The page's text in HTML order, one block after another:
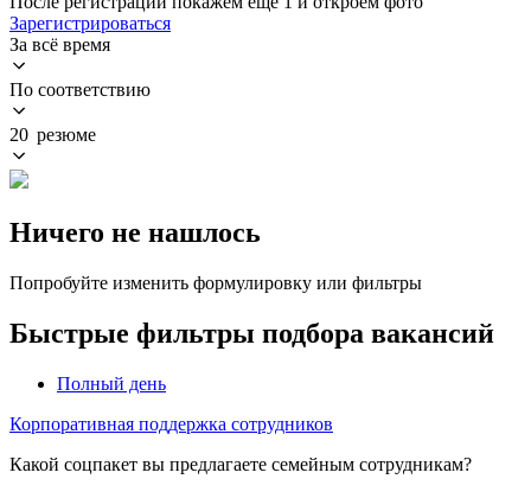
Зарегистрироваться
За всё время
По соответствию
20 резюме
Ничего не нашлось
Попробуйте изменить формулировку или фильтры
Быстрые фильтры подбора вакансий
Полный день
Корпоративная поддержка сотрудников
Какой соцпакет вы предлагаете семейным сотрудникам?